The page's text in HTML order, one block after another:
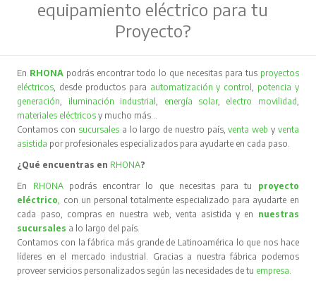
equipamiento eléctrico para tu
Proyecto?
En RHONA podrás encontrar todo lo que necesitas para tus proyectos
eléctricos , desde productos para automatización y control
potencia y
generación
iluminación industrial energía solar, electro movilidad
materiales eléctricos y mucho más…
Contamos con sucursales a lo largo de nuestro país,venta web y venta
asistida por profesionales especializados para ayudarte en cada paso.
¿Qué encuentras en RHONA?
En RHONA podrás encontrar lo que necesitas para tu proyecto
eléctrico , con un personal totalmente especializado para ayudarte en
cada paso, compras en nuestra web, venta asistida y en nuestras
sucursales a lo largo del país.
Contamos con la fábrica más grande de Latinoamérica lo que nos hace
líderes en el mercado industrial. Gracias a nuestra fábrica podemos
proveer servicios personalizados según las necesidades de tu empresa